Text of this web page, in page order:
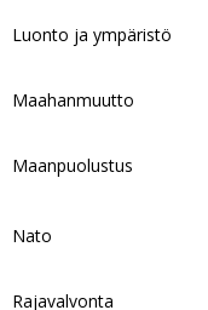
Luonto ja ympäristö
Maahanmuutto
Maanpuolustus
Nato
Rajavalvonta